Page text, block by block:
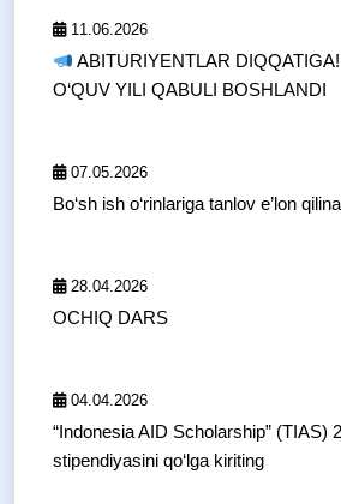
11.06.2026
ABITURIYENTLAR
O‘QUV YILI QABULI BOSHLANDI
07.05.2026
Bo‘sh ish o‘rinlariga tanlov e’lon
28.04.2026
OCHIQ DARS
04.04.2026
“Indonesia AID Scholarship” (TIAS)
stipendiyasini qo‘lga kiriting